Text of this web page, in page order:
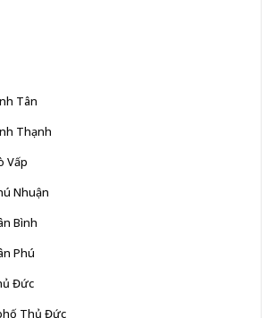
Tân
Thạnh
Vấp
Nhuận
Bình
Phú
Đức
Thủ Đức